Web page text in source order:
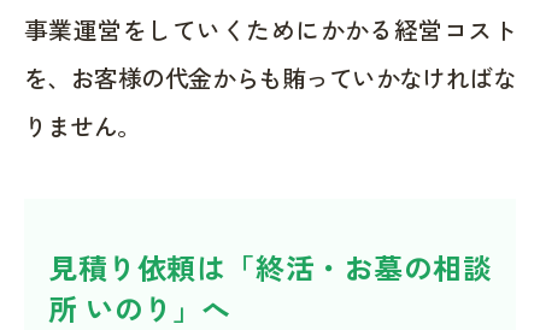
事業運営をしていくためにかかる経営コスト
を、お客様の代金からも賄っていかなければな
りません。
見積り依頼は「終活・お墓の相談
所 いのり」へ